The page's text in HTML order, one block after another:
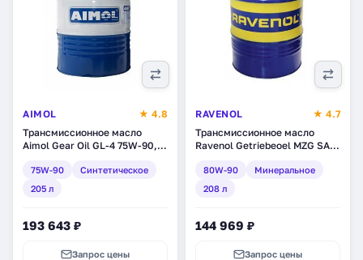
AIMOL
★ 4.8
Трансмиссионное масло
Aimol Gear Oil GL-4 75W-90,
75W-90
Синтетическое
205 л
193 643 ₽
Запрос цены
RAVENOL
★ 4.7
Трансмиссионное масло
Ravenol Getriebeoel MZG SAE
208 л (1223105-208)
80W-90
Минеральное
208 л
144 969 ₽
Запрос цены